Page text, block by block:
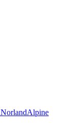
NorlandAlpine